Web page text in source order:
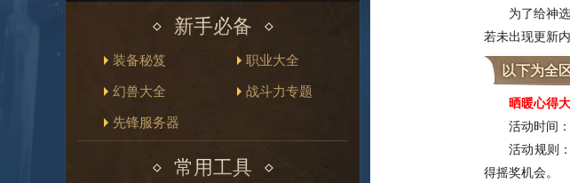
新手必备
装备秘笈 职业大全
幻兽大全 战斗力专题
先锋服务器
常用工具
为了给神选
若未出现更新
以下为全
晒暖心得
活动时间：
活动规则：
得摇奖机会。